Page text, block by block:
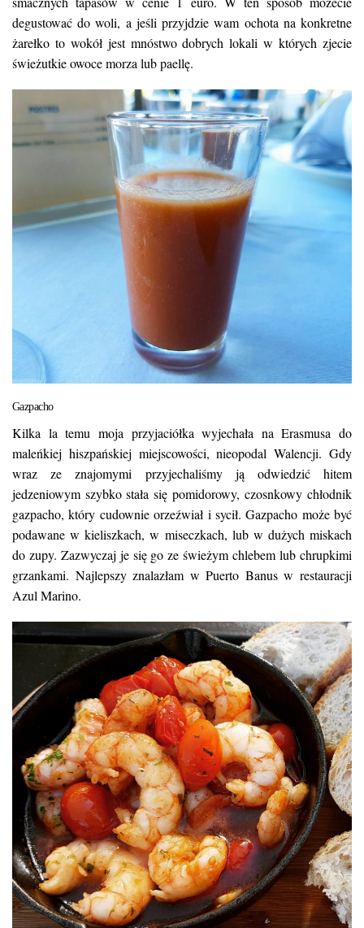
degustować do woli, a jeśli przyjdzie wam ochota na konkretne
żarełko to wokół jest mnóstwo dobrych lokali w których zjecie
świeżutkie owoce morza lub paellę.
Gazpacho
Kilka la temu moja przyjaciółka wyjechała na Erasmusa do
maleńkiej hiszpańskiej miejscowości, nieopodal Walencji. Gdy
wraz ze znajomymi przyjechaliśmy ją odwiedzić hitem
jedzeniowym szybko stała się pomidorowy, czosnkowy chłodnik
gazpacho, który cudownie orzeźwiał i sycił. Gazpacho może być
podawane w kieliszkach, w miseczkach, lub w dużych miskach
do zupy. Zazwyczaj je się go ze świeżym chlebem lub chrupkimi
grzankami. Najlepszy znalazłam w Puerto Banus w restauracji
Azul Marino.